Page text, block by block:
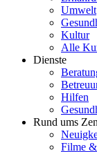
Umwelt
Kultur
Alle
Dienste
Hilfen
Rund ums
Filme